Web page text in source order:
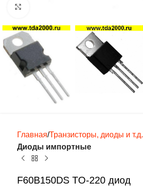
Главная Транзисторы, диоды и т.д.
Диоды импортные
F60B150DS TO-220 диод